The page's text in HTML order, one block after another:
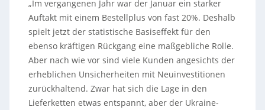
„Im vergangenen Jahr war der Januar ein starker
Auftakt mit einem Bestellplus von fast 20%. Deshalb
spielt jetzt der statistische Basiseffekt für den
ebenso kräftigen Rückgang eine maßgebliche Rolle.
Aber nach wie vor sind viele Kunden angesichts der
erheblichen Unsicherheiten mit Neuinvestitionen
zurückhaltend. Zwar hat sich die Lage in den
Lieferketten etwas entspannt, aber der Ukraine-